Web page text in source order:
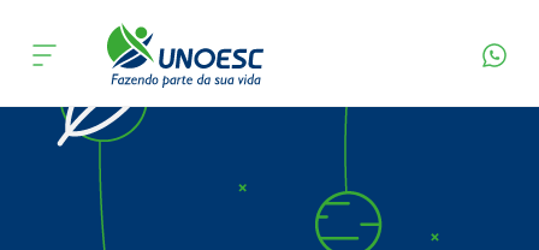
Cursos
Onde estamos